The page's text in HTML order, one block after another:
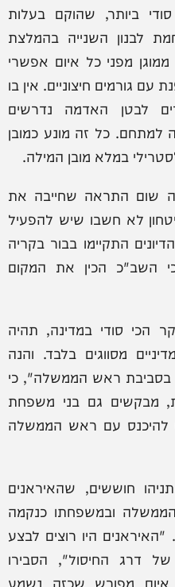
ביותר, שהוקם בעלות
לבנון השנייה בהמלצת
ממוגן מפני כל איום אפשרי
עם גורמים חיצוניים. אין בו
לבטן האדמה נדרשים
למתחם. כל זה מונע כמובן
במלא מובן המילה.
שום התראה שחייבה את
לא חשבו שיש להפעיל
התקיימו בבור בקריה
השב"כ הכין את המקום
הכי סודי במדינה, תהיה
מסווגים בלבד. והנה
בסביבת ראש הממשלה", כי
מבקשים גם בני משפחת
להיכנס עם ראש הממשלה
חוששים, שהאיראנים
ובמשפחתו כנקמה
היו רוצים לבצע
דרג החיסול", הסבירו
איום מפורש שכזה נשמע